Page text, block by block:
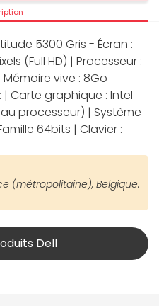
5300 Gris - Écran :
(Full HD) | Processeur :
Mémoire vive : 8Go
| Carte graphique : Intel
processeur) | Système
64bits | Clavier :
(métropolitaine), Belgique.
Dell